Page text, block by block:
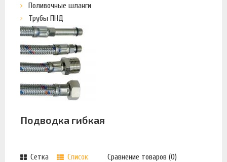
Поливочные шланги
Трубы ПНД
Подводка гибкая
Сетка Список Сравнение товаров (0)